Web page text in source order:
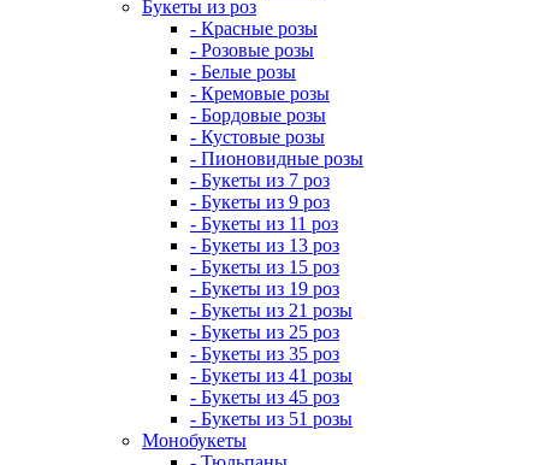
Букеты из роз
- Красные розы
- Розовые розы
- Белые розы
- Кремовые розы
- Бордовые розы
- Кустовые розы
- Пионовидные розы
- Букеты из 7 роз
- Букеты из 9 роз
- Букеты из 11 роз
- Букеты из 13 роз
- Букеты из 15 роз
- Букеты из 19 роз
- Букеты из 21 розы
- Букеты из 25 роз
- Букеты из 35 роз
- Букеты из 41 розы
- Букеты из 45 роз
- Букеты из 51 розы
Монобукеты